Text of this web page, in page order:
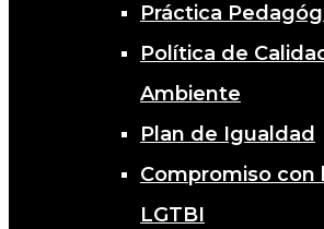
Práctica
Política de
Ambiente
Plan de Igualdad
Compromiso con
LGTBI